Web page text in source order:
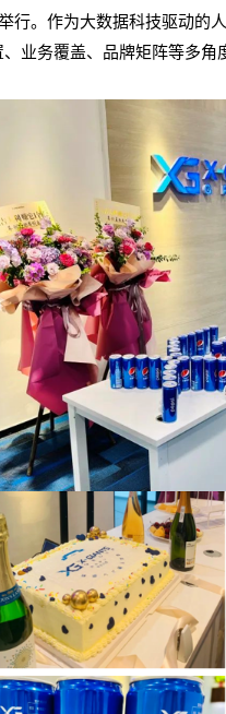
行。作为大数据科技驱动
业务覆盖、品牌矩阵等多